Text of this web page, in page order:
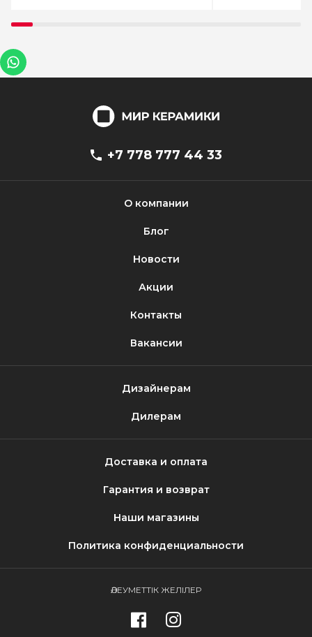
+7 778 777 44 33
О компании
Блог
Новости
Акции
Контакты
Вакансии
Дизайнерам
Дилерам
Доставка и оплата
Гарантия и возврат
Наши магазины
Политика конфиденциальности
ӘЛЕУМЕТТІК ЖЕЛІЛЕР